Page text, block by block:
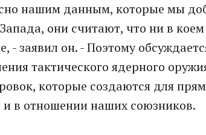
нашим данным, которые мы
они считают, что ни в
- заявил он. - Поэтому
тактического ядерного
которые создаются для
и в отношении наших союзников.